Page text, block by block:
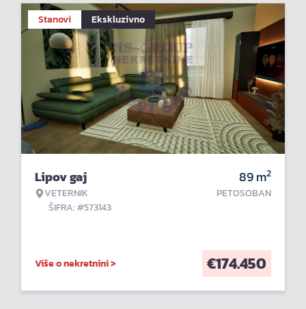
Stanovi Ekskluzivno
Lipov gaj
VETERNIK
ŠIFRA: #573143
89m2
PETOSOBAN
Više o nekretnini > €174.450